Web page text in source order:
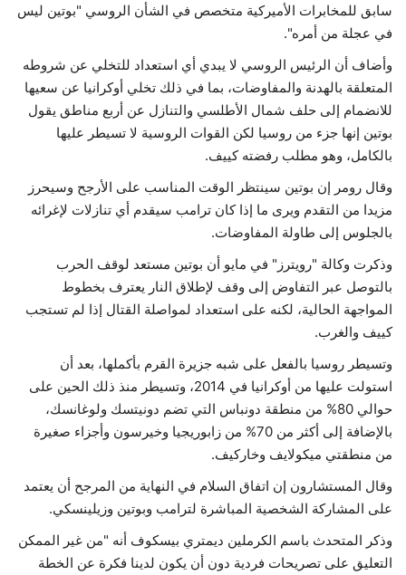
سابق للمخابرات الأميركية متخصص في الشأن الروسي "بوتين ليس
في عجلة من أمره".
وأضاف أن الرئيس الروسي لا يبدي أي استعداد للتخلي عن شروطه
المتعلقة بالهدنة والمفاوضات، بما في ذلك تخلي أوكرانيا عن سعيها
للانضمام إلى حلف شمال الأطلسي والتنازل عن أربع مناطق يقول
بوتين إنها جزء من روسيا لكن القوات الروسية لا تسيطر عليها
بالكامل، وهو مطلب رفضته كييف.
وقال رومر إن بوتين سينتظر الوقت المناسب على الأرجح وسيحرز
مزيدا من التقدم ويرى ما إذا كان ترامب سيقدم أي تنازلات لإغرائه
بالجلوس إلى طاولة المفاوضات.
وذكرت وكالة "رويترز" في مايو أن بوتين مستعد لوقف الحرب
بالتوصل عبر التفاوض إلى وقف لإطلاق النار يعترف بخطوط
المواجهة الحالية، لكنه على استعداد لمواصلة القتال إذا لم تستجب
كييف والغرب.
وتسيطر روسيا بالفعل على شبه جزيرة القرم بأكملها، بعد أن
استولت عليها من أوكرانيا في 2014، وتسيطر منذ ذلك الحين على
حوالي 80% من منطقة دونباس التي تضم دونيتسك ولوغانسك،
بالإضافة إلى أكثر من 70% من زابوريجيا وخيرسون وأجزاء صغيرة
من منطقتي ميكولايف وخاركيف.
وقال المستشارون إن اتفاق السلام في النهاية من المرجح أن يعتمد
على المشاركة الشخصية المباشرة لترامب وبوتين وزيلينسكي.
وذكر المتحدث باسم الكرملين ديمتري بيسكوف أنه "من غير الممكن
التعليق على تصريحات فردية دون أن يكون لدينا فكرة عن الخطة